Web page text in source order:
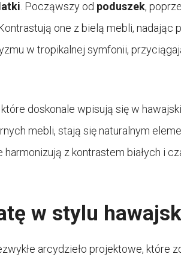
. Począwszy od poduszek,
one z bielą mebli, nadając
w tropikalnej symfonii,
które doskonale wpisują się w
mebli, stają się naturalnym
harmonizują z kontrastem białych i
w stylu
arcydzieło projektowe, które